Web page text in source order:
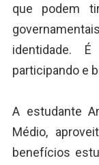
que podem
identidade.
participando e
A estudante
Médio,
benefícios